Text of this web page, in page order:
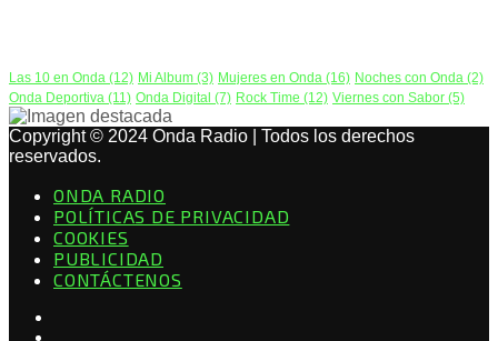
Las 10 en Onda (12) Mi Album (3) Mujeres en Onda (16) Noches con Onda (2)
Onda Deportiva (11) Onda Digital (7) Rock Time (12) Viernes con Sabor (5)
Copyright © 2024 Onda Radio | Todos los derechos
reservados.
ONDA RADIO
POLÍTICAS DE PRIVACIDAD
COOKIES
PUBLICIDAD
CONTÁCTENOS